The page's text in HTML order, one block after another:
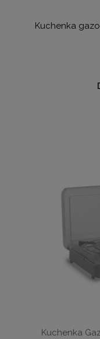
Kuchenka
Kuchenka